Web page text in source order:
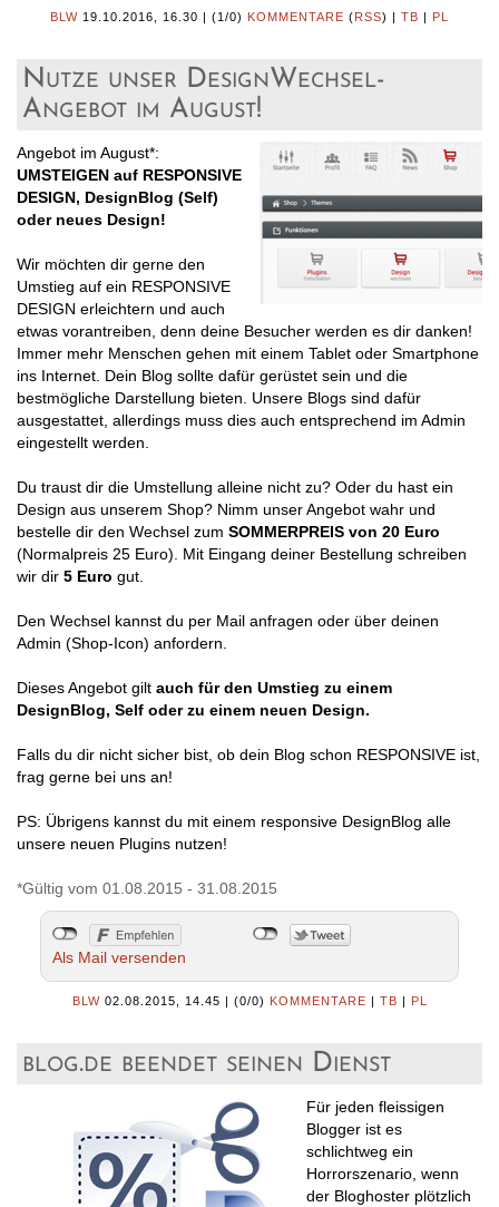
BLW 19.10.2016, 16.30 | (1/0) KOMMENTARE (RSS) | TB | PL
Nutze unser DesignWechsel-
Angebot im August!
Angebot im August*:
UMSTEIGEN auf RESPONSIVE
DESIGN, DesignBlog (Self)
oder neues Design!
Wir möchten dir gerne den
Umstieg auf ein RESPONSIVE
DESIGN erleichtern und auch
etwas vorantreiben, denn deine Besucher werden es dir danken!
Immer mehr Menschen gehen mit einem Tablet oder Smartphone
ins Internet. Dein Blog sollte dafür gerüstet sein und die
bestmögliche Darstellung bieten. Unsere Blogs sind dafür
ausgestattet, allerdings muss dies auch entsprechend im Admin
eingestellt werden.
Du traust dir die Umstellung alleine nicht zu? Oder du hast ein
Design aus unserem Shop? Nimm unser Angebot wahr und
bestelle dir den Wechsel zum SOMMERPREIS von 20 Euro
(Normalpreis 25 Euro). Mit Eingang deiner Bestellung schreiben
wir dir 5 Euro gut.
Den Wechsel kannst du per Mail anfragen oder über deinen
Admin (Shop-Icon) anfordern.
Dieses Angebot gilt auch für den Umstieg zu einem
DesignBlog, Self oder zu einem neuen Design.
Falls du dir nicht sicher bist, ob dein Blog schon RESPONSIVE ist,
frag gerne bei uns an!
PS: Übrigens kannst du mit einem responsive DesignBlog alle
unsere neuen Plugins nutzen!
*Gültig vom 01.08.2015 - 31.08.2015
Als Mail versenden
BLW 02.08.2015, 14.45 | (0/0) KOMMENTARE | TB | PL
blog.de beendet seinen Dienst
Für jeden fleissigen
Blogger ist es
schlichtweg ein
Horrorszenario, wenn
der Bloghoster plötzlich